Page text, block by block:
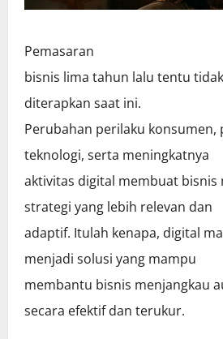
Pemasaran
bisnis lima tahun lalu tentu
diterapkan saat ini.
Perubahan perilaku konsumen,
teknologi, serta meningkatnya
aktivitas digital membuat bisnis
strategi yang lebih relevan dan
adaptif. Itulah kenapa, digital
menjadi solusi yang mampu
membantu bisnis menjangkau
secara efektif dan terukur.